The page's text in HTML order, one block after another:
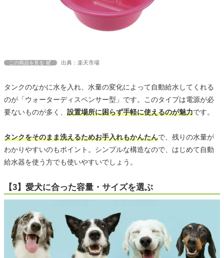
この商品を見る 出典：楽天市場
タンクのなかに水を入れ、水量の変化によって自動給水してくれる
のが「ウォーターディスペンサー型」です。このタイプは電源が必
要ないものが多く、 設置場所に困らず手軽に使えるのが魅力です。
タンクをそのまま洗えるためお手入れもかんたんで、残りの水量が
わかりやすいのもポイント。シンプルな構造なので、はじめて自動
給水器を使う方でも使いやすいでしょう。
【3】愛犬に合った容量・サイズを選ぶ